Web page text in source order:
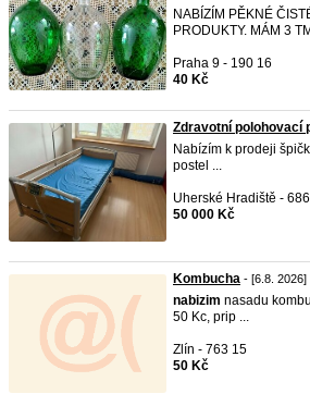
NABÍZÍM PĚKNÉ
PRODUKTY. MÁM 3
Praha 9 - 190 16
40 Kč
Zdravotní polohovací
Nabízím k prodeji
postel ...
Uherské Hradiště -
50 000 Kč
Kombucha - [6.8. 2026]
nabizim nasadu
50 Kc, prip ...
Zlín - 763 15
50 Kč